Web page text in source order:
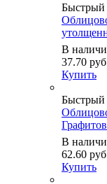
Быстрый
В
37.70
Купить
Быстрый
В
62.60
Купить